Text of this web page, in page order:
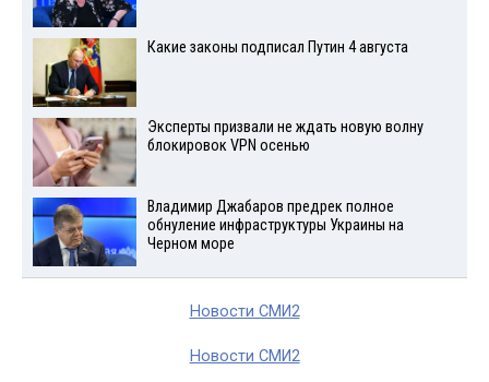
Какие законы подписал Путин 4 августа
Эксперты призвали не ждать новую волну
блокировок VPN осенью
Владимир Джабаров предрек полное
обнуление инфраструктуры Украины на
Черном море
Новости СМИ2
Новости СМИ2